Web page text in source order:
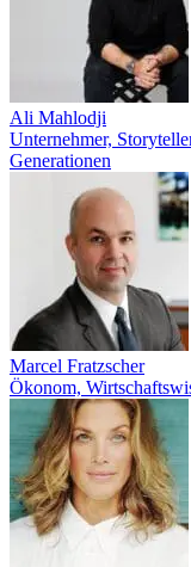
Ali Mahlodji
Unternehmer,
Generationen
Marcel Fratzscher
Ökonom,